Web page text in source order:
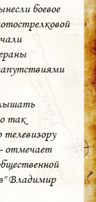
боевое
так
отмечает
Владимир